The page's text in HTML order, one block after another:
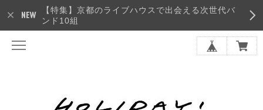
【特集】京都のライブハウスで出会える次世代バ
ンド10組